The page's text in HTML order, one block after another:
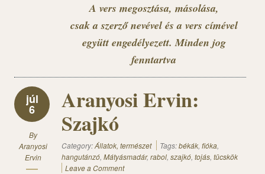
A vers megosztása, másolása,
csak a szerző nevével és a vers címével
együtt engedélyezett. Minden jog
fenntartva
júl
6
By
Aranyosi
Ervin
Aranyosi Ervin:
Szajkó
Category:Állatok, természet Tags:békák, fióka,
hangutánzó, Mátyásmadár, rabol, szajkó, tojás, tücskök
Leave a Comment